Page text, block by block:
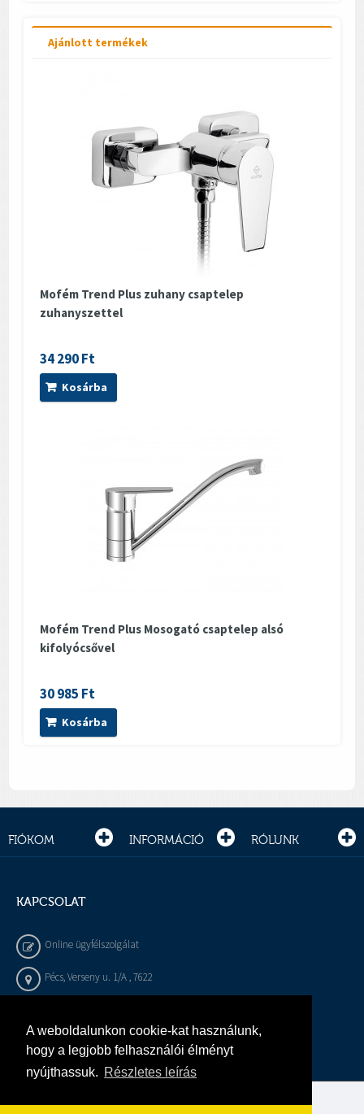
A weboldalunkon cookie-kat használunk,
hogy a legjobb felhasználói élményt
nyújthassuk. Részletes leírás
Ajánlott termékek
Mofém Trend Plus zuhany csaptelep
zuhanyszettel
34 290 Ft
Kosárba
Mofém Trend Plus Mosogató csaptelep alsó
kifolyócsővel
30 985 Ft
Kosárba
FIÓKOM INFORMÁCIÓ RÓLUNK
KAPCSOLAT
Online ügyfélszolgálat
Pécs, Verseny u. 1/A , 7622
info@gepeszbolt.hu
Árukereső, a hiteles vásárlási kalauz